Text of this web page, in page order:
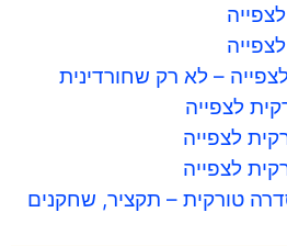
לצפייה
לצפייה
לצפייה
טורקית – תקציר, שחקנים